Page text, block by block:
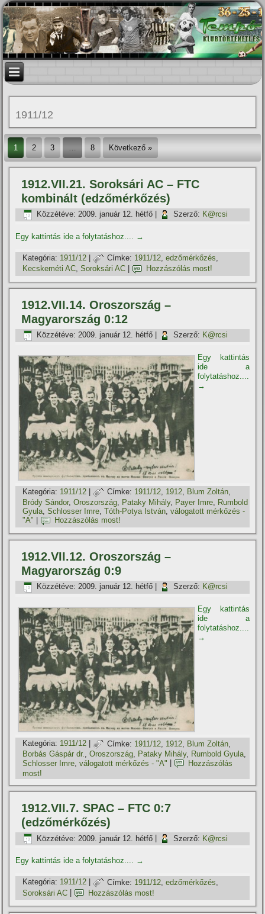
1911/12
1 2 3 … 8 Következő »
1912.VII.21. Soroksári AC – FTC
kombinált (edzőmérkőzés)
Közzétéve: 2009. január 12. hétfő Szerző: K@rcsi
Egy kattintás ide a folytatáshoz.... →
Kategória: 1911/12 | Címke: 1911/12,edzőmérkőzés,
Kecskeméti AC,Soroksári AC Hozzászólás most!
1912.VII.14. Oroszország –
Magyarország 0:12
Közzétéve: 2009. január 12. hétfő Szerző: K@rcsi
Egy kattintás
ide a
folytatáshoz....
→
Kategória: 1911/12 | Címke: 1911/12, 1912, Blum Zoltán,
Bródy Sándor,Oroszország, Pataky Mihály, Payer Imre, Rumbold
Gyula,Schlosser Imre,Tóth-Potya István,válogatott mérkőzés -
"A"
Hozzászólás most!
1912.VII.12. Oroszország –
Magyarország 0:9
Közzétéve: 2009. január 12. hétfő Szerző: K@rcsi
Egy kattintás
ide a
folytatáshoz....
→
Kategória: 1911/12 | Címke: 1911/12 1912 Blum Zoltán
Borbás Gáspár dr.,Oroszország, Pataky Mihály, Rumbold Gyula,
Schlosser Imre ,válogatott mérkőzés - "A"
Hozzászólás
most!
1912.VII.7. SPAC – FTC 0:7
(edzőmérkőzés)
Közzétéve: 2009. január 12. hétfő Szerző: K@rcsi
Egy kattintás ide a folytatáshoz.... →
Kategória: 1911/12 | Címke: 1911/12 ,edzőmérkőzés
Soroksári AC
Hozzászólás most!